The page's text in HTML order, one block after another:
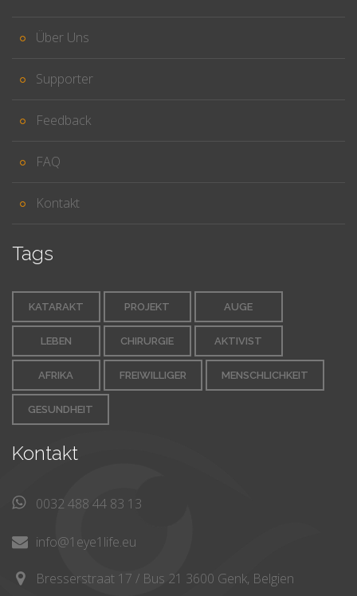
Über Uns
Supporter
Feedback
FAQ
Kontakt
Tags
KATARAKT PROJEKT AUGE
LEBEN CHIRURGIE AKTIVIST
AFRIKA FREIWILLIGER MENSCHLICHKEIT
GESUNDHEIT
Kontakt
0032 488 44 83 13
info@1eye1life.eu
Bresserstraat 17 / Bus 21 3600 Genk, Belgien